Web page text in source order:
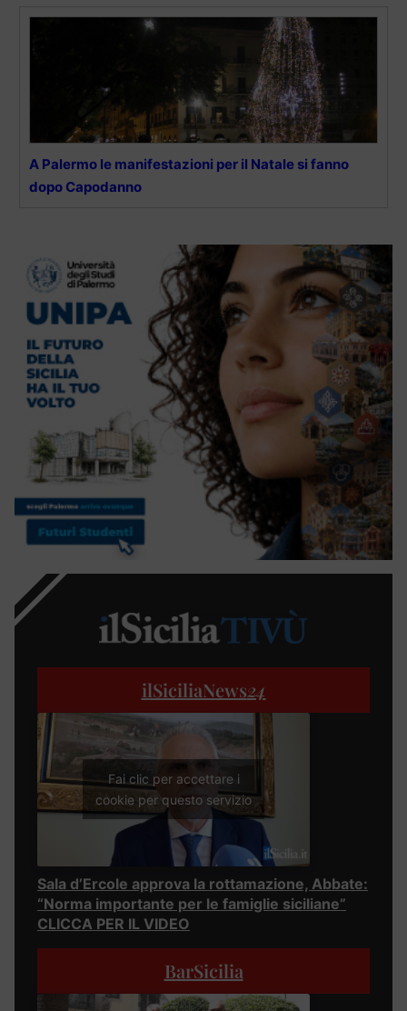
A Palermo le manifestazioni per il Natale si fanno
dopo Capodanno
ilSiciliaNews24
Fai clic per accettare i
cookie per questo servizio
Sala d’Ercole approva la rottamazione, Abbate:
“Norma importante per le famiglie siciliane”
CLICCA PER IL VIDEO
BarSicilia